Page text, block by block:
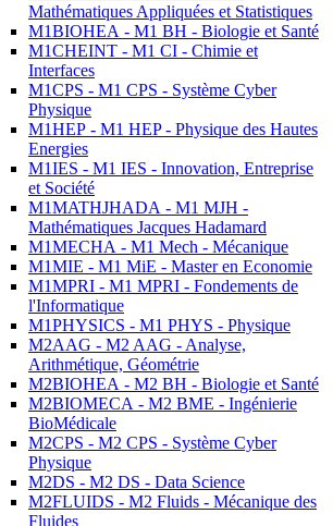
Mathématiques Appliquées et Statistiques
M1BIOHEA - M1 BH - Biologie et Santé
M1CHEINT - M1 CI - Chimie et
Interfaces
M1CPS - M1 CPS - Système Cyber
Physique
M1HEP - M1 HEP - Physique des Hautes
Energies
M1IES - M1 IES - Innovation, Entreprise
et Société
M1MATHJHADA - M1 MJH -
Mathématiques Jacques Hadamard
M1MECHA - M1 Mech - Mécanique
M1MIE - M1 MiE - Master en Economie
M1MPRI - M1 MPRI - Fondements de
l'Informatique
M1PHYSICS - M1 PHYS - Physique
M2AAG - M2 AAG - Analyse,
Arithmétique, Géométrie
M2BIOHEA - M2 BH - Biologie et Santé
M2BIOMECA - M2 BME - Ingénierie
BioMédicale
M2CPS - M2 CPS - Système Cyber
Physique
M2DS - M2 DS - Data Science
M2FLUIDS - M2 Fluids - Mécanique des
Fluides